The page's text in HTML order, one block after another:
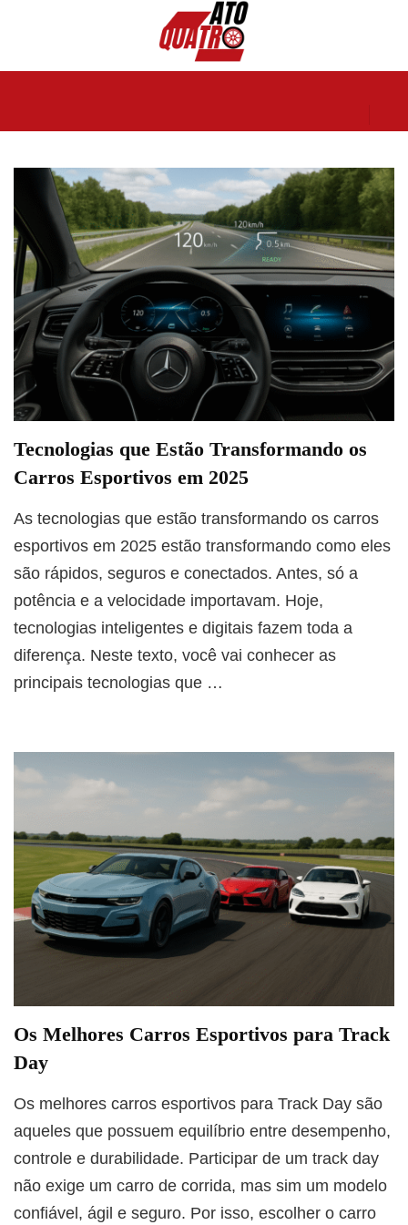
Tecnologias que Estão Transformando os
Carros Esportivos em 2025
As tecnologias que estão transformando os carros
esportivos em 2025 estão transformando como eles
são rápidos, seguros e conectados. Antes, só a
potência e a velocidade importavam. Hoje,
tecnologias inteligentes e digitais fazem toda a
diferença. Neste texto, você vai conhecer as
principais tecnologias que …
Os Melhores Carros Esportivos para Track
Day
Os melhores carros esportivos para Track Day são
aqueles que possuem equilíbrio entre desempenho,
controle e durabilidade. Participar de um track day
não exige um carro de corrida, mas sim um modelo
confiável, ágil e seguro. Por isso, escolher o carro